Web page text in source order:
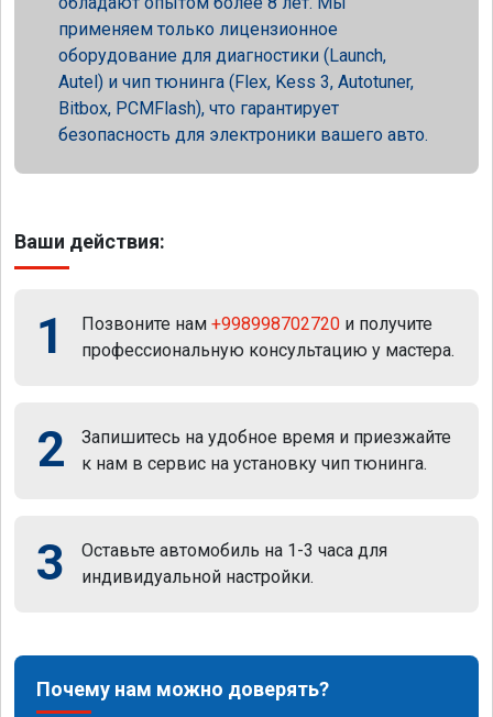
применяем только лицензионное
оборудование для диагностики (Launch,
Autel) и чип тюнинга (Flex, Kess 3, Autotuner,
Bitbox, PCMFlash), что гарантирует
безопасность для электроники вашего авто.
Ваши действия:
1 Позвоните нам +998998702720 и получите
профессиональную консультацию у мастера.
2
Запишитесь на удобное время и приезжайте
к нам в сервис на установку чип тюнинга.
3
Оставьте автомобиль на 1-3 часа для
индивидуальной настройки.
Почему нам можно доверять?